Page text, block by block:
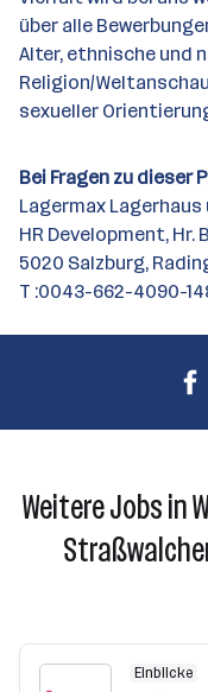
über alle
Alter, ethnische und
Religion/
sexueller
Bei Fragen zu dieser
Lagermax
HR Development, Hr.
5020 Salzburg,
T :0043-662-4090-
Weitere Jobs in
Einblicke